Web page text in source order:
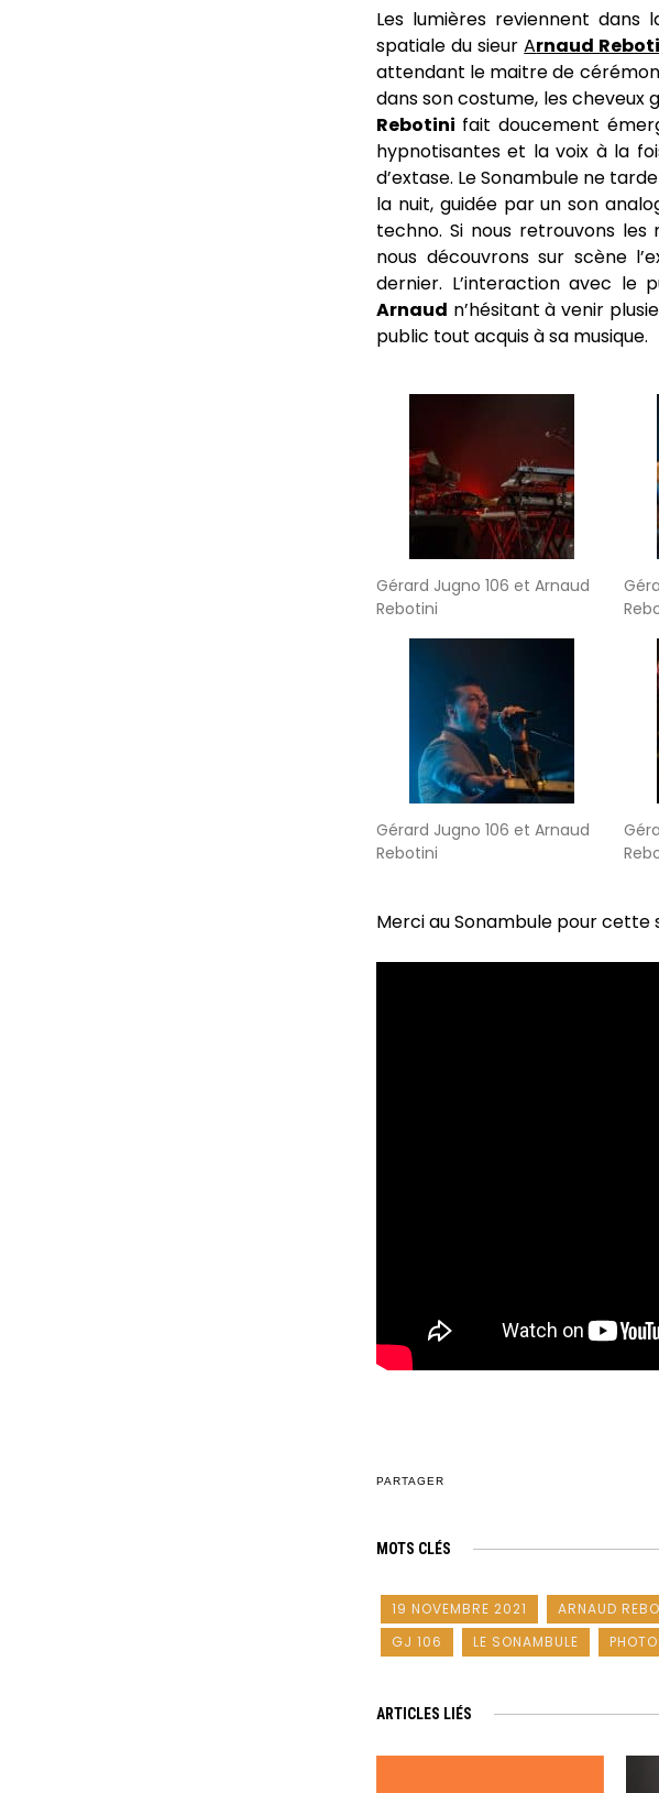
Les lumières reviennent
spatiale du sieurArnaud
attendant le maitre de
dans son costume, les cheveux
Rebotini fait doucement
hypnotisantes et la voix à la
d’extase. Le Sonambule ne
la nuit, guidée par un son
techno. Si nous retrouvons
nous découvrons sur scène
dernier. L’interaction avec
Arnaud n’hésitant à venir
public tout acquis à sa musique.
Gérard Jugno 106 et Arnaud
Rebotini
Gérard Jugno 106 et Arnaud
Rebotini
Merci au Sonambule pour cette
PARTAGER
MOTS CLÉS
19 NOVEMBRE 2021 ARNAUD
GJ 106
LE SONAMBULE
ARTICLES LIÉS